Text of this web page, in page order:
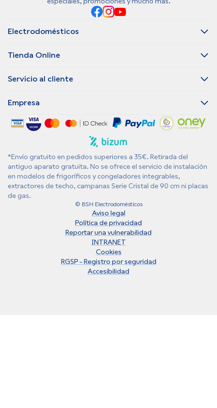
Electrodomésticos
Tienda Online
Servicio al cliente
Empresa
*Envío gratuito en pedidos superiores a 35€. Retirada del
antiguo aparato gratuita. No se ofrece el servicio de instalación
en modelos de frigoríficos y congeladores integrables,
extractores de techo, campanas Serie Cristal de 90 cm ni placas
de gas.
© BSH Electrodomésticos
Aviso legal
Política de privacidad
Reportar una vulnerabilidad
INTRANET
Cookies
RGSP - Registro por seguridad
Accesibilidad